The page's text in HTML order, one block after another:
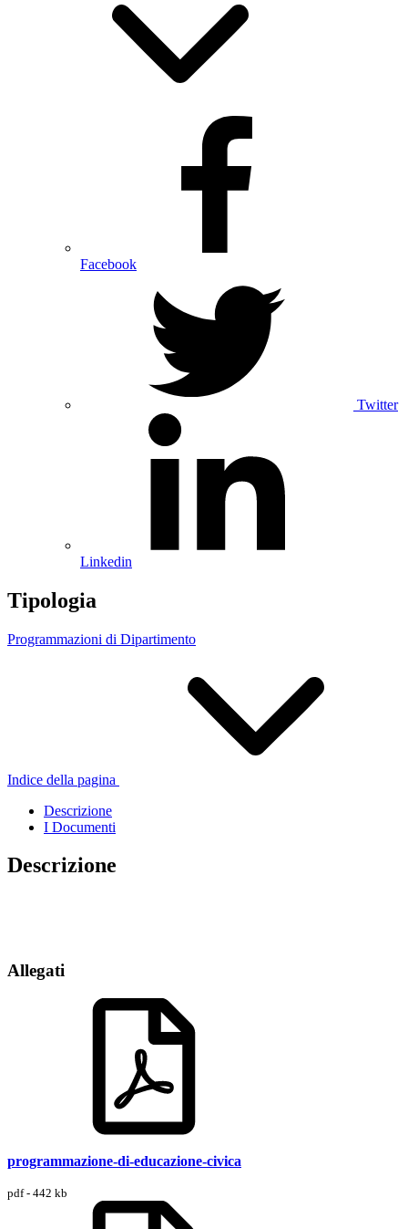
Facebook
Twitter
Linkedin
Tipologia
Programmazioni di Dipartimento
Indice della pagina
Descrizione
I Documenti
Descrizione
Allegati
programmazione-di-educazione-civica
pdf - 442 kb